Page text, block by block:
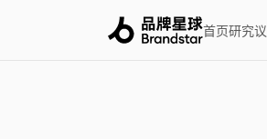
首页研究